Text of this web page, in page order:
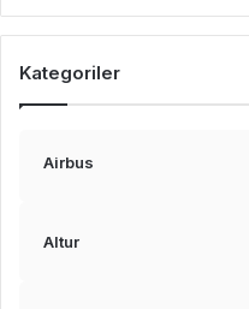
Kategoriler
Airbus
Altur